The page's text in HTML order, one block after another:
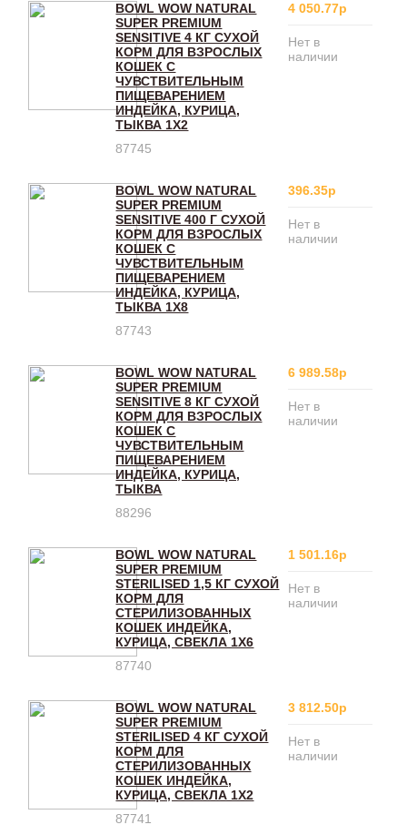
BOWL WOW NATURAL
SUPER PREMIUM
SENSITIVE 4 КГ СУХОЙ
КОРМ ДЛЯ ВЗРОСЛЫХ
КОШЕК С
ЧУВСТВИТЕЛЬНЫМ
ПИЩЕВАРЕНИЕМ
ИНДЕЙКА, КУРИЦА,
ТЫКВА 1Х2
87745
4 050.77р
Нет в
наличии
BOWL WOW NATURAL
SUPER PREMIUM
SENSITIVE 400 Г СУХОЙ
КОРМ ДЛЯ ВЗРОСЛЫХ
КОШЕК С
ЧУВСТВИТЕЛЬНЫМ
ПИЩЕВАРЕНИЕМ
ИНДЕЙКА, КУРИЦА,
ТЫКВА 1Х8
87743
396.35р
Нет в
наличии
BOWL WOW NATURAL
SUPER PREMIUM
SENSITIVE 8 КГ СУХОЙ
КОРМ ДЛЯ ВЗРОСЛЫХ
КОШЕК С
ЧУВСТВИТЕЛЬНЫМ
ПИЩЕВАРЕНИЕМ
ИНДЕЙКА, КУРИЦА,
ТЫКВА
88296
6 989.58р
Нет в
наличии
BOWL WOW NATURAL
SUPER PREMIUM
STERILISED 1,5 КГ СУХОЙ
КОРМ ДЛЯ
СТЕРИЛИЗОВАННЫХ
КОШЕК ИНДЕЙКА,
КУРИЦА, СВЕКЛА 1Х6
87740
1 501.16р
Нет в
наличии
BOWL WOW NATURAL
SUPER PREMIUM
STERILISED 4 КГ СУХОЙ
КОРМ ДЛЯ
СТЕРИЛИЗОВАННЫХ
КОШЕК ИНДЕЙКА,
КУРИЦА, СВЕКЛА 1Х2
87741
3 812.50р
Нет в
наличии